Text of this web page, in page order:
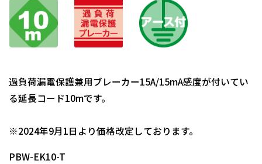
過負荷漏電保護兼用ブレーカー15A/15mA感度が付いてい
る延長コード10mです。
※2024年9月1日より価格改定しております。
PBW-EK10-T